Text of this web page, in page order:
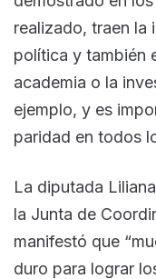
realizado, traen la
política y también
academia o la
ejemplo, y es
paridad en todos
La diputada
la Junta de
manifestó que
duro para lograr